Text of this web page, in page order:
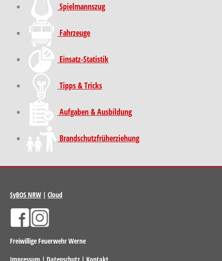
Spielmannszug
Fahrzeuge
Einsatz-Statistik
Tipps & Tricks
Aufgaben & Ausbildung
Brand­schutz­früh­erziehung
SyBOS NRW | Cloud
Freiwillige Feuerwehr Werne